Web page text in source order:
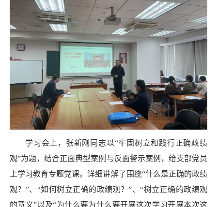
学习会上，张新刚同志以“牢固树立和践行正确政绩
观”为题，结合正面典型案例与反面警示案例，给支部党员
上学习教育专题党课。详细讲解了围绕“什么是正确的政绩
观？”、“如何树立正确的政绩观？”、“树立正确的政绩观
的意义”以及“为什么要为什么要开展这次学习开展本次这